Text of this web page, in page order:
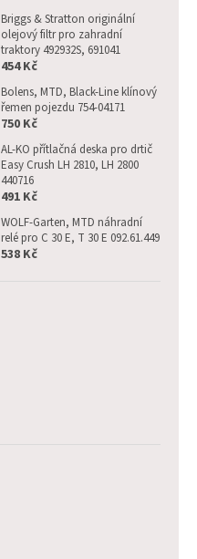
Briggs & Stratton originální
olejový filtr pro zahradní
traktory 492932S, 691041
454 Kč
Bolens, MTD, Black-Line klínový
řemen pojezdu 754-04171
750 Kč
AL-KO přítlačná deska pro drtič
Easy Crush LH 2810, LH 2800
440716
491 Kč
WOLF-Garten, MTD náhradní
relé pro C 30 E, T 30 E 092.61.449
538 Kč